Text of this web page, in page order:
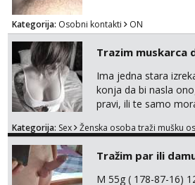
Kategorija: Osobni kontakti ON
Trazim muskarca
Ima jedna stara
konja da bi nasla
pravi, ili te samo
na sexdater link i javi
Kategorija: Sex Ženska osoba traži mušku
Tražim par ili
M 55g ( 178-87-16)